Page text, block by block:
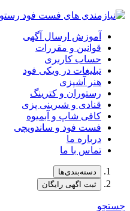
آموزش ارسال آگهی
قوانین و مقررات
حساب کاربری
تبلیغات در ویکی فود
هنر آشپزی
رستوران و کترینگ
قنادی و شیرینی پزی
کافی شاپ و آبمیوه
فست فود و ساندویچی
درباره ما
تماس با ما
دسته‌بندی‌ها
ثبت اگهی رایگان
جستجو